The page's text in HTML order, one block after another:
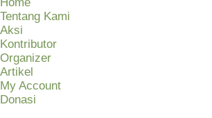
Tentang Kami
Aksi
Kontributor
Organizer
Artikel
My Account
Donasi